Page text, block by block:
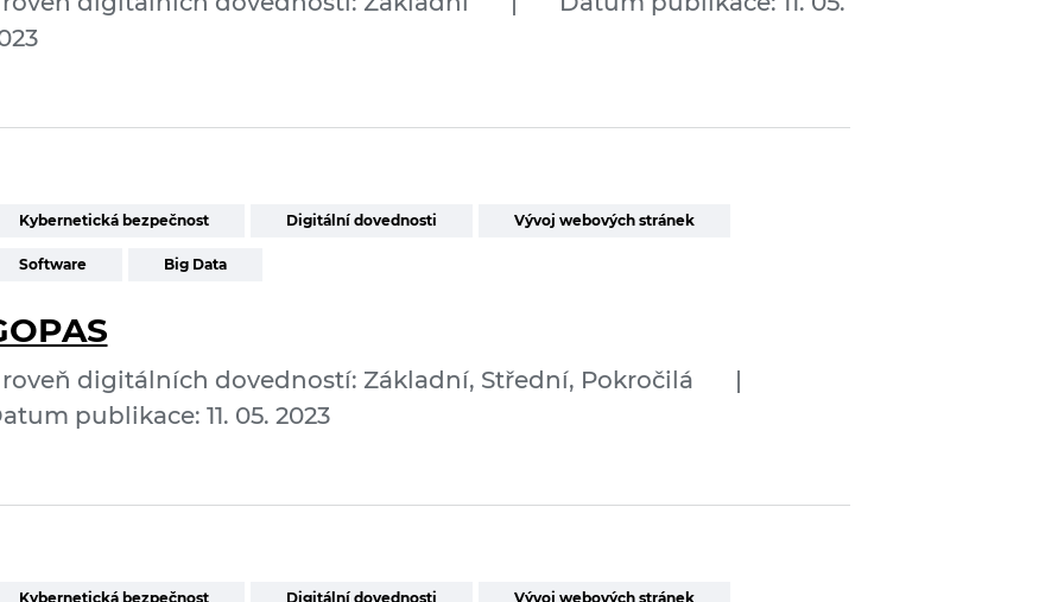
Kybernetická bezpečnost Digitální dovednosti Vývoj webových stránek
Software Big Data
digitálních dovedností: Základní, Střední, Pokročilá
|
publikace: 11. 05. 2023
Kybernetická bezpečnost Digitální dovednosti Vývoj webových stránek